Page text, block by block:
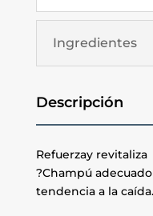
Descripción
Refuerzay revitaliza
?Champú
tendencia a la caída.
Ingredientes